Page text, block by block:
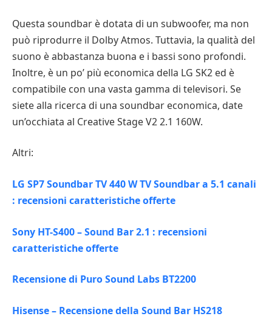
Questa soundbar è dotata di un subwoofer, ma non
può riprodurre il Dolby Atmos. Tuttavia, la qualità del
suono è abbastanza buona e i bassi sono profondi.
Inoltre, è un po’ più economica della LG SK2 ed è
compatibile con una vasta gamma di televisori. Se
siete alla ricerca di una soundbar economica, date
un’occhiata al Creative Stage V2 2.1 160W.
Altri:
LG SP7 Soundbar TV 440 W TV Soundbar a 5.1 canali
: recensioni caratteristiche offerte
Sony HT-S400 – Sound Bar 2.1 : recensioni
caratteristiche offerte
Recensione di Puro Sound Labs BT2200
Hisense – Recensione della Sound Bar HS218